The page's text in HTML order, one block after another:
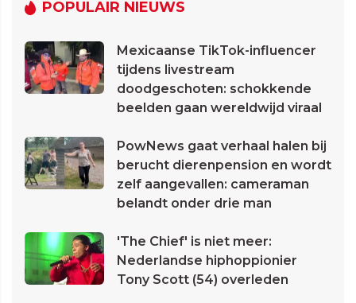
POPULAIR NIEUWS
Mexicaanse TikTok-influencer
tijdens livestream
doodgeschoten: schokkende
beelden gaan wereldwijd viraal
PowNews gaat verhaal halen bij
berucht dierenpension en wordt
zelf aangevallen: cameraman
belandt onder drie man
'The Chief' is niet meer:
Nederlandse hiphoppionier
Tony Scott (54) overleden